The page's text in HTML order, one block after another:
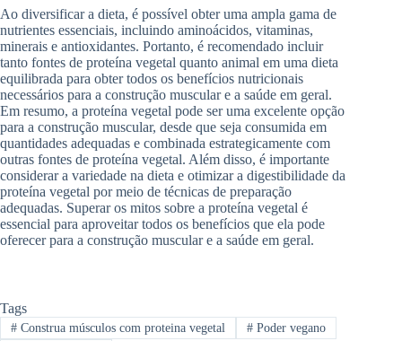
Ao diversificar a dieta, é possível obter uma ampla gama de
nutrientes essenciais, incluindo aminoácidos, vitaminas,
minerais e antioxidantes. Portanto, é recomendado incluir
tanto fontes de proteína vegetal quanto animal em uma dieta
equilibrada para obter todos os benefícios nutricionais
necessários para a construção muscular e a saúde em geral.
Em resumo, a proteína vegetal pode ser uma excelente opção
para a construção muscular, desde que seja consumida em
quantidades adequadas e combinada estrategicamente com
outras fontes de proteína vegetal. Além disso, é importante
considerar a variedade na dieta e otimizar a digestibilidade da
proteína vegetal por meio de técnicas de preparação
adequadas. Superar os mitos sobre a proteína vegetal é
essencial para aproveitar todos os benefícios que ela pode
oferecer para a construção muscular e a saúde em geral.
Tags
#Construa músculos com proteina vegetal #Poder vegano